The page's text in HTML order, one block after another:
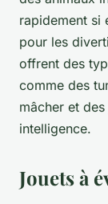
rapidement si
pour les
offrent des
comme des
mâcher et
intelligence.
Jouets à